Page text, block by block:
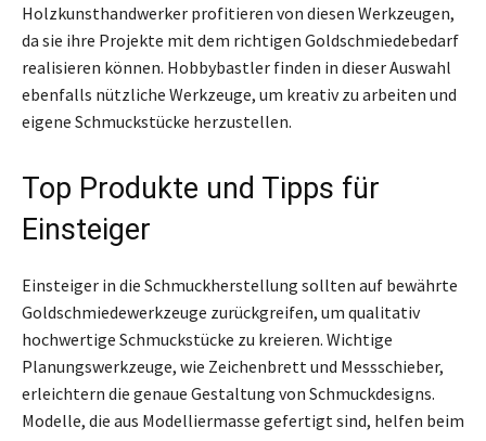
Holzkunsthandwerker profitieren von diesen Werkzeugen,
da sie ihre Projekte mit dem richtigen Goldschmiedebedarf
realisieren können. Hobbybastler finden in dieser Auswahl
ebenfalls nützliche Werkzeuge, um kreativ zu arbeiten und
eigene Schmuckstücke herzustellen.
Top Produkte und Tipps für
Einsteiger
Einsteiger in die Schmuckherstellung sollten auf bewährte
Goldschmiedewerkzeuge zurückgreifen, um qualitativ
hochwertige Schmuckstücke zu kreieren. Wichtige
Planungswerkzeuge, wie Zeichenbrett und Messschieber,
erleichtern die genaue Gestaltung von Schmuckdesigns.
Modelle, die aus Modelliermasse gefertigt sind, helfen beim